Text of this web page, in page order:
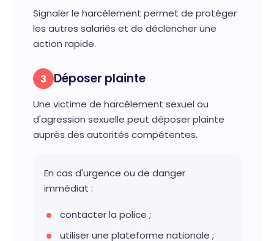
Signaler le harcèlement permet de protéger
les autres salariés et de déclencher une
action rapide.
3 Déposer plainte
Une victime de harcèlement sexuel ou
d'agression sexuelle peut déposer plainte
auprès des autorités compétentes.
En cas d'urgence ou de danger
immédiat :
contacter la police ;
utiliser une plateforme nationale ;